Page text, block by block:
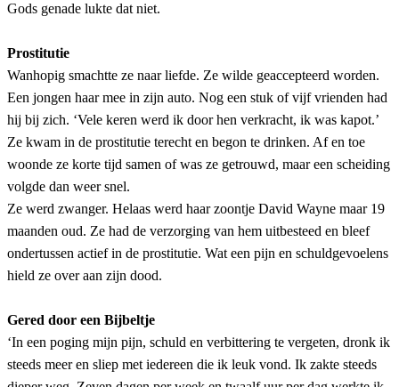
Gods genade lukte dat niet.
Prostitutie
Wanhopig smachtte ze naar liefde. Ze wilde geaccepteerd worden.
Een jongen haar mee in zijn auto. Nog een stuk of vijf vrienden had
hij bij zich. ‘Vele keren werd ik door hen verkracht, ik was kapot.’
Ze kwam in de prostitutie terecht en begon te drinken. Af en toe
woonde ze korte tijd samen of was ze getrouwd, maar een scheiding
volgde dan weer snel.
Ze werd zwanger. Helaas werd haar zoontje David Wayne maar 19
maanden oud. Ze had de verzorging van hem uitbesteed en bleef
ondertussen actief in de prostitutie. Wat een pijn en schuldgevoelens
hield ze over aan zijn dood.
Gered door een Bijbeltje
‘In een poging mijn pijn, schuld en verbittering te vergeten, dronk ik
steeds meer en sliep met iedereen die ik leuk vond. Ik zakte steeds